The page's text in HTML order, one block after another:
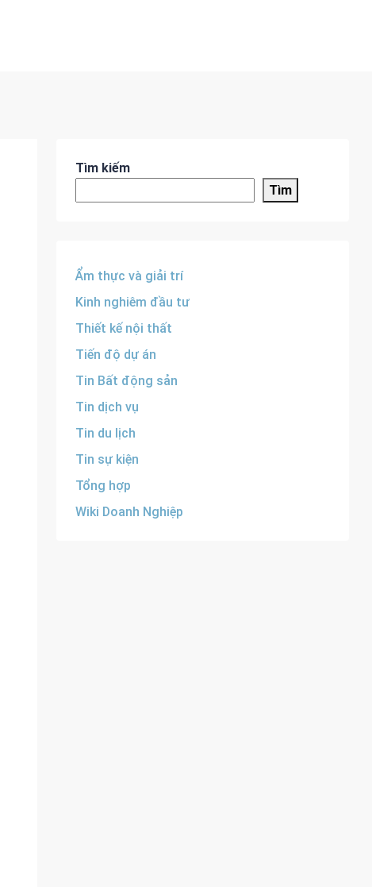
Tìm kiếm
Tìm
Ẩm thực và giải trí
Kinh nghiêm đầu tư
Thiết kế nội thất
Tiến độ dự án
Tin Bất động sản
Tin dịch vụ
Tin du lịch
Tin sự kiện
Tổng hợp
Wiki Doanh Nghiệp